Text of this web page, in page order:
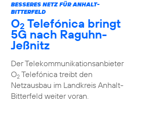
BESSERES NETZ FÜR ANHALT-
BITTERFELD
O2 Telefónica bringt
5G nach Raguhn-
Jeßnitz
Der Telekommunikationsanbieter
O2Telefónica treibt den
Netzausbau im Landkreis Anhalt-
Bitterfeld weiter voran.